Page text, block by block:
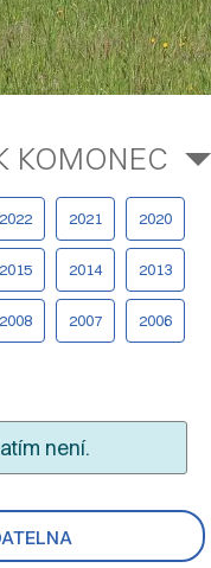
KOMONEC
2022 2021 2020
2015 2014 2013
2008 2007 2006
není.